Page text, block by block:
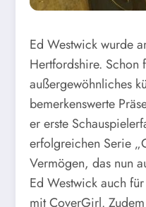
Ed Westwick wurde
Hertfordshire. Schon
außergewöhnliches
bemerkenswerte
er erste
erfolgreichen Serie
Vermögen, das nun
Ed Westwick auch
mit CoverGirl.